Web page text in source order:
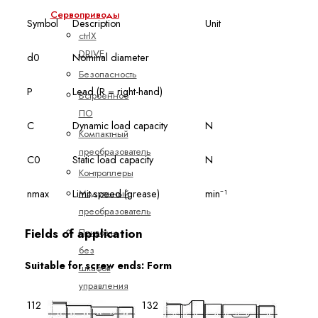
Сервоприводы
ctrlX
DRIVE
Безопасность
Встроенное
ПО
Компактный
преобразователь
Контроллеры
Модульный
преобразователь
Приводы
без
шкафов
управления
Показать
Symbol Description Unit
d0 Nominal diameter
P Lead (R = right-hand)
C Dynamic load capacity N
C0 Static load capacity N
nmax Limit speed (grease) min⁻¹
Fields of application
Suitable for screw ends: Form
112
132